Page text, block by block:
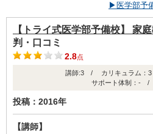
▶医学部予
【トライ式医学部予備校】 家
判・口コミ
2.8点
講師:3 / カリキュラム
サポート体制：-
投稿：2016年
【講師】